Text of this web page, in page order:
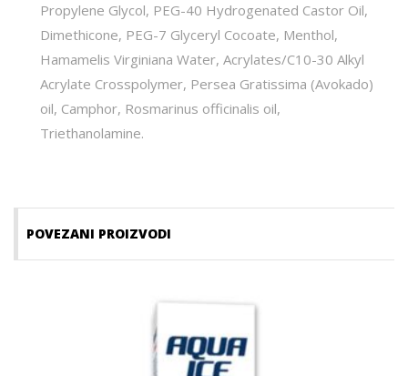
Propylene Glycol, PEG-40 Hydrogenated Castor Oil,
Dimethicone, PEG-7 Glyceryl Cocoate, Menthol,
Hamamelis Virginiana Water, Acrylates/C10-30 Alkyl
Acrylate Crosspolymer, Persea Gratissima (Avokado)
oil, Camphor, Rosmarinus officinalis oil,
Triethanolamine.
POVEZANI PROIZVODI